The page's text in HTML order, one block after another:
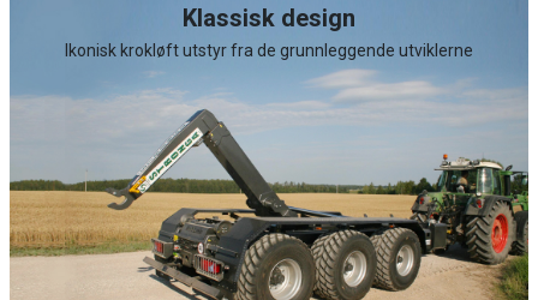
Klassisk design
Ikonisk krokløft utstyr fra de grunnleggende utviklerne